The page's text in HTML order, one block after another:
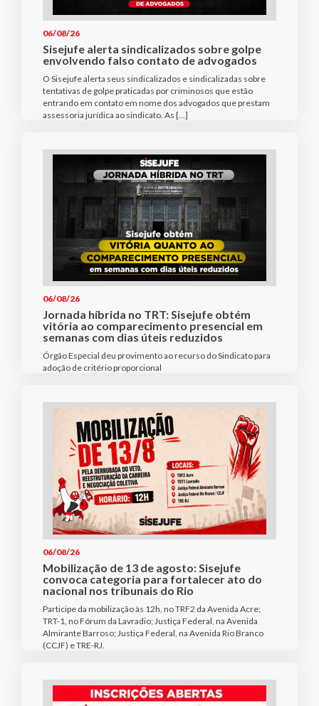
06/08/26
Sisejufe alerta sindicalizados sobre golpe
envolvendo falso contato de advogados
O Sisejufe alerta seus sindicalizados e sindicalizadas sobre
tentativas de golpe praticadas por criminosos que estão
entrando em contato em nome dos advogados que prestam
assessoria jurídica ao sindicato. As […]
06/08/26
Jornada híbrida no TRT: Sisejufe obtém
vitória ao comparecimento presencial em
semanas com dias úteis reduzidos
Órgão Especial deu provimento ao recurso do Sindicato para
adoção de critério proporcional
06/08/26
Mobilização de 13 de agosto: Sisejufe
convoca categoria para fortalecer ato do
nacional nos tribunais do Rio
Participe da mobilização às 12h, no TRF2 da Avenida Acre;
TRT-1, no Fórum da Lavradio; Justiça Federal, na Avenida
Almirante Barroso; Justiça Federal, na Avenida Rio Branco
(CCJF) e TRE-RJ.